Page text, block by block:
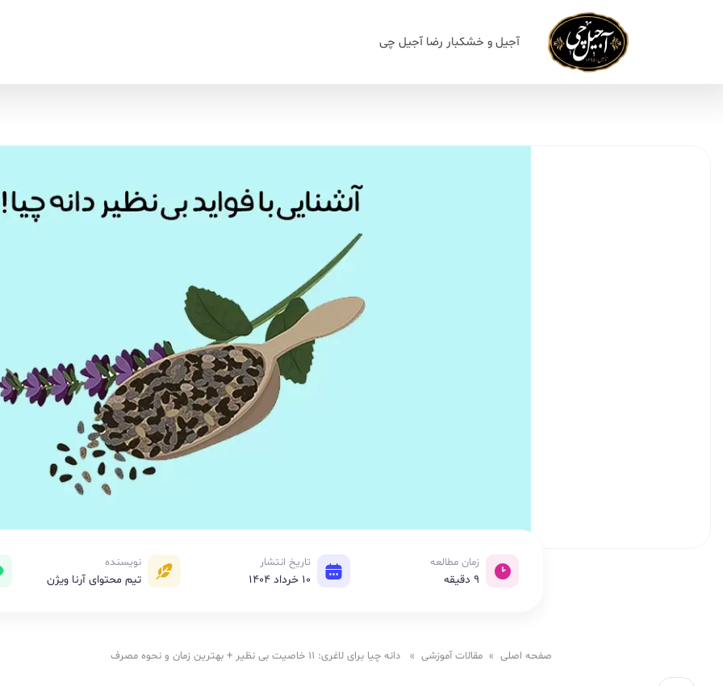
آجیل و خشکبار رضا آجیل چی
زمان مطالعه
9 دقیقه
تاریخ انتشار
10 خرداد 1404
نویسنده
تیم محتوای آرنا ویژن
صفحه اصلی » مقالات آموزشی » دانه چیا برای لاغری: 11 خاصیت بی نظیر + بهترین زمان و نحوه مصرف